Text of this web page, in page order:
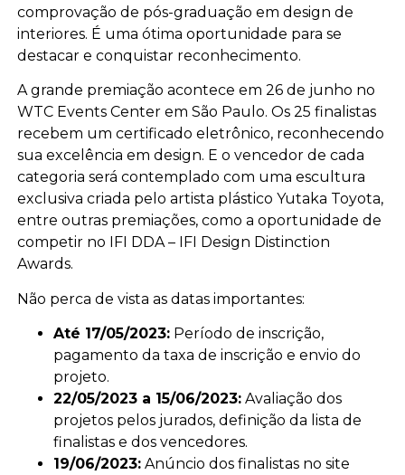
comprovação de pós-graduação em design de
interiores. É uma ótima oportunidade para se
destacar e conquistar reconhecimento.
A grande premiação acontece em 26 de junho no
WTC Events Center em São Paulo. Os 25 finalistas
recebem um certificado eletrônico, reconhecendo
sua excelência em design. E o vencedor de cada
categoria será contemplado com uma escultura
exclusiva criada pelo artista plástico Yutaka Toyota,
entre outras premiações, como a oportunidade de
competir no IFI DDA – IFI Design Distinction
Awards.
Não perca de vista as datas importantes:
Até 17/05/2023:Período de inscrição,
pagamento da taxa de inscrição e envio do
projeto.
22/05/2023 a 15/06/2023:Avaliação dos
projetos pelos jurados, definição da lista de
finalistas e dos vencedores.
19/06/2023:Anúncio dos finalistas no site